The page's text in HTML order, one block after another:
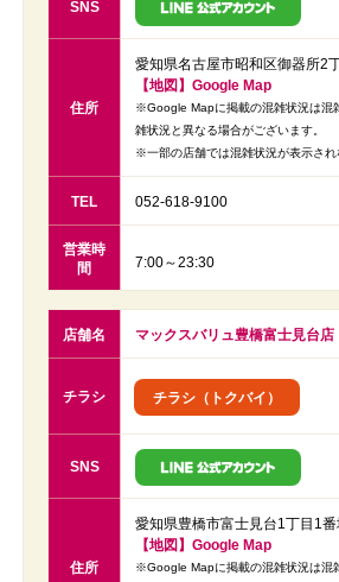
SNS
住所
愛知県名古屋市昭和区御器所2
【地図】Google Map
※Google Mapに掲載の混雑状況は混
雑状況と異なる場合がございます。
※一部の店舗では混雑状況が表示され
TEL 052-618-9100
営業時
間
7:00～23:30
店舗名 マックスバリュ豊橋富士見台店
チラシ チラシ（トクバイ）
SNS
住所
愛知県豊橋市富士見台1丁目1番
【地図】Google Map
※Google Mapに掲載の混雑状況は混